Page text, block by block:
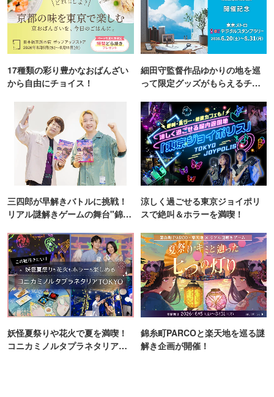
17種類の彩り豊かなおばんざい
から自由にチョイス！
細田守監督作品ゆかりの地を巡
って限定グッズがもらえるチャ
三四郎が早解きバトルに挑戦！
リアル謎解きゲームの舞台"錦糸
涼しく過ごせる東京ジョイポリ
スで絶叫＆ホラーを満喫！
妖怪夏祭りや花火で夏を満喫！
コニカミノルタプラネタリア
錦糸町PARCOと楽天地を巡る謎
解き企画が開催！